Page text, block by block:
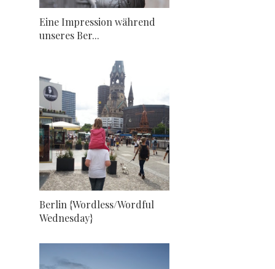
Eine Impression während
unseres Ber...
Berlin {Wordless/Wordful
Wednesday}